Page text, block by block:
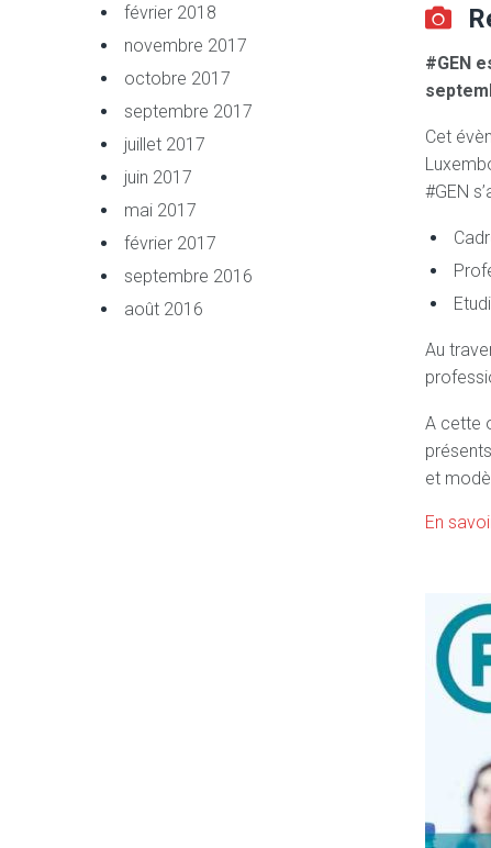
#GEN
Cet
#GEN
Au
A cette
et
En
février 2018
novembre 2017
octobre 2017
septembre 2017
juillet 2017
juin 2017
mai 2017
février 2017
septembre 2016
août 2016